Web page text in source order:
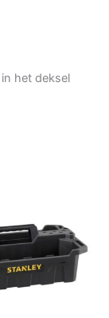
het deksel